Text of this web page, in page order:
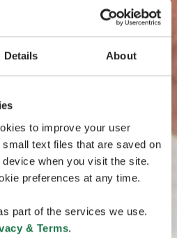
Details About
to improve your user
text files that are saved on
when you visit the site.
preferences at any time.
part of the services we use.
& Terms.